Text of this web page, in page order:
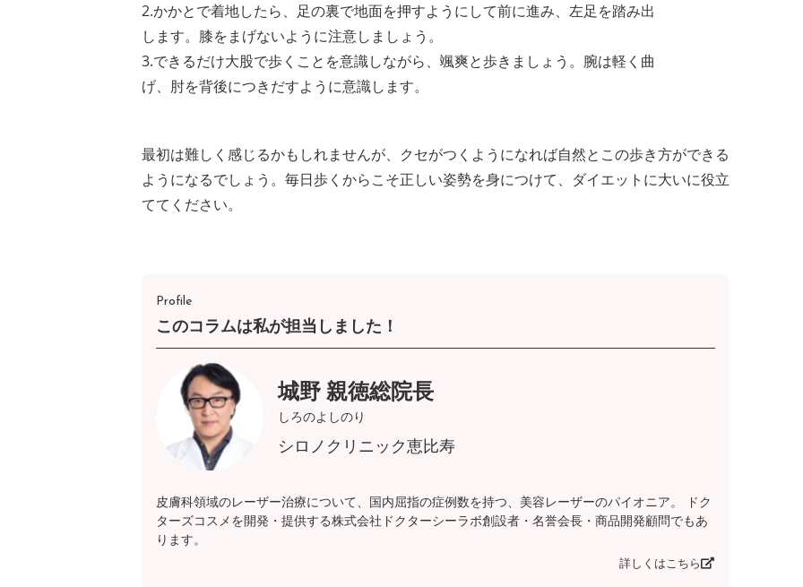
2.かかとで着地したら、足の裏で地面を押すようにして前に進み、左足を踏み出
します。膝をまげないように注意しましょう。
3.できるだけ大股で歩くことを意識しながら、颯爽と歩きましょう。腕は軽く曲
げ、肘を背後につきだすように意識します。
最初は難しく感じるかもしれませんが、クセがつくようになれば自然とこの歩き方ができる
ようになるでしょう。毎日歩くからこそ正しい姿勢を身につけて、ダイエットに大いに役立
ててください。
Profile
このコラムは私が担当しました！
城野 親徳総院長
しろのよしのり
シロノクリニック恵比寿
皮膚科領域のレーザー治療について、国内屈指の症例数を持つ、美容レーザーのパイオニア。 ドク
ターズコスメを開発・提供する株式会社ドクターシーラボ創設者・名誉会長・商品開発顧問でもあ
ります。
詳しくはこちら